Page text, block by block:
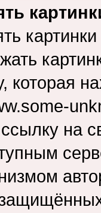
которая
на